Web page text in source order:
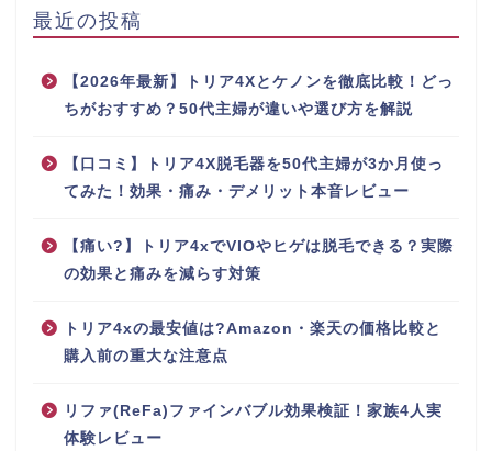
最近の投稿
【2026年最新】トリア4Xとケノンを徹底比較！どっ
ちがおすすめ？50代主婦が違いや選び方を解説
【口コミ】トリア4X脱毛器を50代主婦が3か月使っ
てみた！効果・痛み・デメリット本音レビュー
【痛い?】トリア4xでVIOやヒゲは脱毛できる？実際
の効果と痛みを減らす対策
トリア4xの最安値は?Amazon・楽天の価格比較と
購入前の重大な注意点
リファ(ReFa)ファインバブル効果検証！家族4人実
体験レビュー